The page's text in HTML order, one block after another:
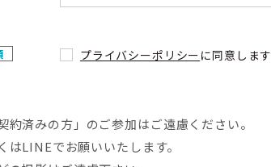
プライバシーポリシー に同意します
済みの方」のご参加はご遠慮ください。
LINEでお願いいたします。